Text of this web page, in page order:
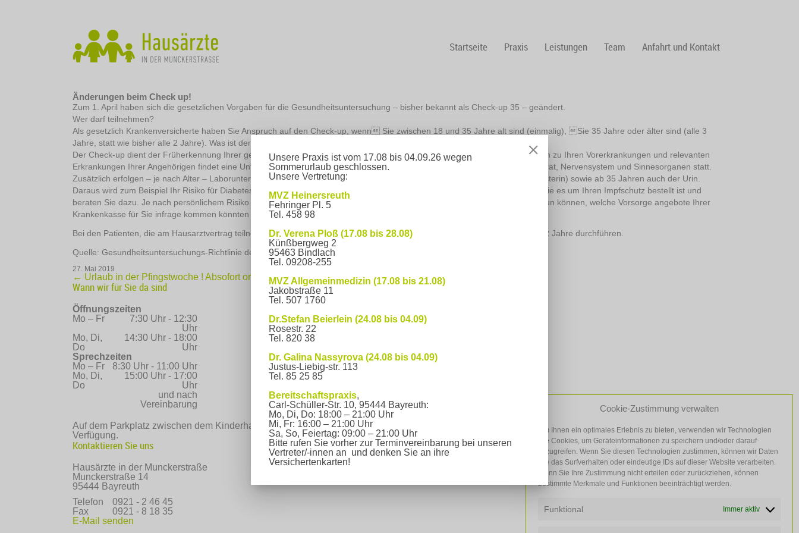
Cookie-Zustimmung verwalten
Um Ihnen ein optimales Erlebnis zu bieten, verwenden wir Technologien
wie Cookies, um Geräteinformationen zu speichern und/oder darauf
zuzugreifen. Wenn Sie diesen Technologien zustimmen, können wir Daten
wie das Surfverhalten oder eindeutige IDs auf dieser Website verarbeiten.
Wenn Sie Ihre Zustimmung nicht erteilen oder zurückziehen, können
bestimmte Merkmale und Funktionen beeinträchtigt werden.
Funktional Immer aktiv
Startseite Praxis Leistungen Team Anfahrt und Kontakt
Änderungen beim Check up!
Zum 1. April haben sich die gesetzlichen Vorgaben für die Gesundheitsuntersuchung – bisher bekannt als Check-up 35 – geändert.
Wer darf teilnehmen?
Als gesetzlich Krankenversicherte haben Sie Anspruch auf den Check-up, wenn Sie zwischen 18 und 35 Jahre alt sind (einmalig), Sie 35 Jahre oder älter sind (alle 3
Jahre, statt wie bisher alle 2 Jahre). Was ist der Check-up?
Der Check-up dient der Früherkennung Ihrer gesundheitlichen Risiken und Belastungen. Neben einem ausführlichen Gespräch zu Ihren Vorerkrankungen und relevanten
Erkrankungen Ihrer Angehörigen findet eine Untersuchung von Herz, Lunge, Kopf, Hals, Bauch, Wirbelsäule, Bewegungsapparat, Nervensystem und Sinnesorganen statt.
Zusätzlich erfolgen – je nach Alter – Laboruntersuchungen, getestet werden Blutzucker und Fettstoffwechselwerte (z.B. Cholesterin) sowie ab 35 Jahren auch der Urin.
Daraus wird zum Beispiel Ihr Risiko für Diabetes, Übergewicht und Herz-Kreislauf-Erkrankungen ermittelt. Zudem prüfen wir, wie es um Ihren Impfschutz bestellt ist und
beraten Sie dazu. Je nach persönlichem Risiko besprechen wir im Anschluss gemeinsam, was Sie selbst für Ihre Gesundheit tun können, welche Vorsorge angebote Ihrer
Krankenkasse für Sie infrage kommen könnten und ob weitere medizinische Schritte nötig sind.
Bei den Patienten, die am Hausarztvertrag teilnehmen, können wir den Check-up weiterhin ab einem Alter von 35 Jahren alle 2 Jahre durchführen.
Quelle: Gesundheitsuntersuchungs-Richtlinie des Gemeinsamen Bundesausschusses; Mitteilung der KBV vom 9.4.2019
27. Mai 2019
← Urlaub in der Pfingstwoche ! Absofort orthopädische Privatspechstunde!!→
Wann wir für Sie da sind
Öffnungszeiten
Mo – Fr
7:30 Uhr - 12:30
Uhr
Mo, Di,
Do
14:30 Uhr - 18:00
Uhr
Sprechzeiten
Mo – Fr
8:30 Uhr - 11:00 Uhr
Mo, Di,
Do
15:00 Uhr - 17:00
Uhr
und nach
Vereinbarung
Auf dem Parkplatz zwischen dem Kinderhaus Bayreuth und dem Gebäude Munckerstraße 13 steht für unsere Patienten ein kostenloser Stellplatz zur
Verfügung.
Kontaktieren Sie uns
Hausärzte in der Munckerstraße
Munckerstraße 14
95444 Bayreuth
Telefon
0921 - 2 46 45
Fax
0921 - 8 18 35
E-Mail senden
Unsere Praxis ist vom 17.08 bis 04.09.26 wegen
Sommerurlaub geschlossen.
Unsere Vertretung:
MVZ Heinersreuth
Fehringer Pl. 5
Tel. 458 98
Dr. Verena Ploß (17.08 bis 28.08)
Künßbergweg 2
95463 Bindlach
Tel. 09208-255
MVZ Allgemeinmedizin (17.08 bis 21.08)
Jakobstraße 11
Tel. 507 1760
Dr.Stefan Beierlein (24.08 bis 04.09)
Rosestr. 22
Tel. 820 38
Dr. Galina Nassyrova (24.08 bis 04.09)
Justus-Liebig-str. 113
Tel. 85 25 85
Bereitschaftspraxis,
Carl-Schüller-Str. 10, 95444 Bayreuth:
Mo, Di, Do: 18:00 – 21:00 Uhr
Mi, Fr: 16:00 – 21:00 Uhr
Sa, So, Feiertag: 09:00 – 21:00 Uhr
Bitte rufen Sie vorher zur Terminvereinbarung bei unseren
Vertreter/-innen an und denken Sie an ihre
Versichertenkarten!